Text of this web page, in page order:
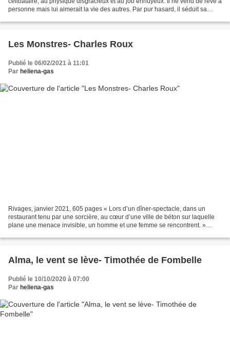
personne mais lui aimerait la vie des autres. Par pur hasard, il séduit sa
Les Monstres- Charles Roux
Publié le 06/02/2021 à 11:01
Par heliena-gas
Rivages, janvier 2021, 605 pages « Lors d’un dîner-spectacle, dans un
restaurant tenu par une sorcière, au cœur d’une ville de béton sur laquelle
plane une menace invisible, un homme et une femme se rencontrent. »
Alma, le vent se lève- Timothée de Fombelle
Publié le 10/10/2020 à 07:00
Par heliena-gas